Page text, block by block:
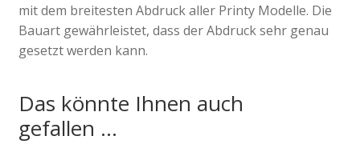
mit dem breitesten Abdruck aller Printy Modelle. Die
Bauart gewährleistet, dass der Abdruck sehr genau
gesetzt werden kann.
Das könnte Ihnen auch
gefallen …